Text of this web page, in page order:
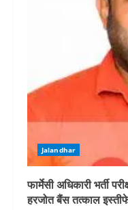
Jalandhar
फार्मेसी अधिकारी भर्ती
हरजोत बैंस तत्काल